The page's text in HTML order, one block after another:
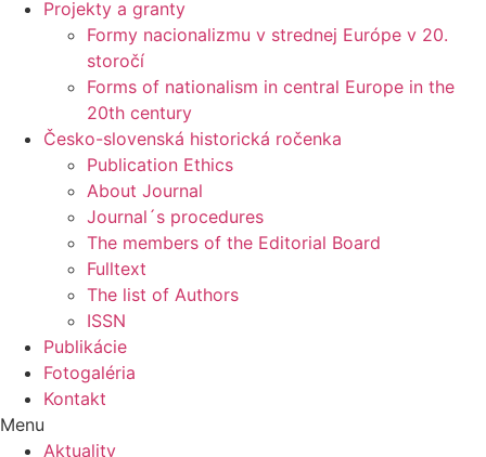
Projekty a granty
Formy nacionalizmu v strednej Európe v 20.
storočí
Forms of nationalism in central Europe in the
20th century
Česko-slovenská historická ročenka
Publication Ethics
About Journal
Journal´s procedures
The members of the Editorial Board
Fulltext
The list of Authors
ISSN
Publikácie
Fotogaléria
Kontakt
Menu
Aktuality